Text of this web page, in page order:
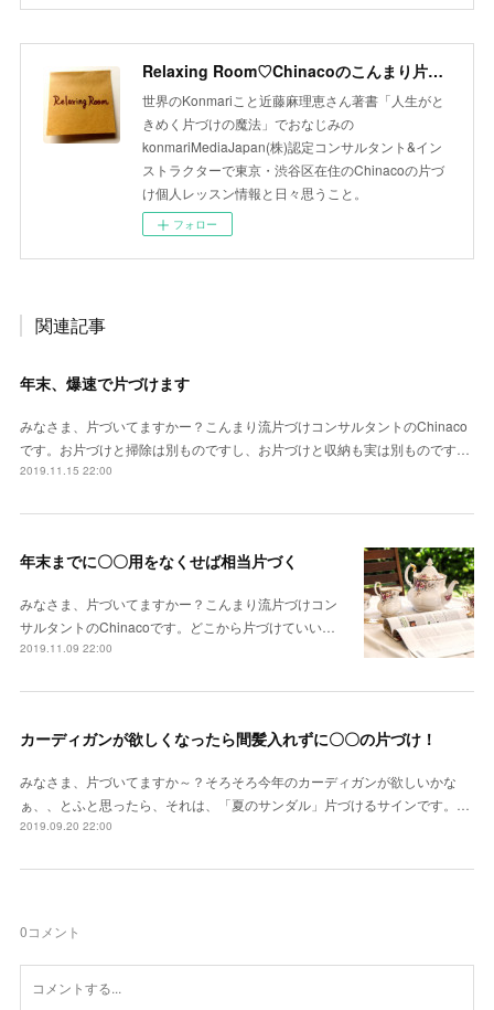
Relaxing Room♡Chinacoのこんまり片づけLesson
世界のKonmariこと近藤麻理恵さん著書「人生がと
きめく片づけの魔法」でおなじみの
konmariMediaJapan(株)認定コンサルタント&イン
ストラクターで東京・渋谷区在住のChinacoの片づ
け個人レッスン情報と日々思うこと。
フォロー
関連記事
年末、爆速で片づけます
みなさま、片づいてますかー？こんまり流片づけコンサルタントのChinaco
です。お片づけと掃除は別ものですし、お片づけと収納も実は別ものです…
2019.11.15 22:00
年末までに〇〇用をなくせば相当片づく
みなさま、片づいてますかー？こんまり流片づけコン
サルタントのChinacoです。どこから片づけていい…
2019.11.09 22:00
カーディガンが欲しくなったら間髪入れずに〇〇の片づけ！
みなさま、片づいてますか～？そろそろ今年のカーディガンが欲しいかな
ぁ、、とふと思ったら、それは、「夏のサンダル」片づけるサインです。…
2019.09.20 22:00
0コメント